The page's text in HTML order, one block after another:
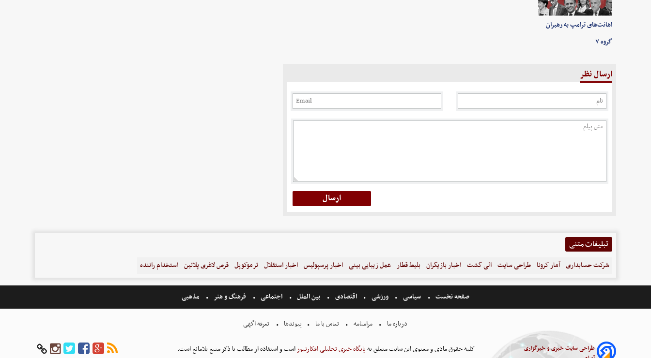
اهانت‌های ترامپ به رهبران
گروه ۷
ارسال نظر
تبلیغات متنی
شرکت حسابداری آمار کرونا طراحی سایت الی گشت اخبار بازیگران بلیط قطار عمل زیبایی بینی اخبار پرسپولیس اخبار استقلال ترموکوپل قرص لاغری پلاتین استخدام راننده
صفحه نخست سیاسی ورزشی اقتصادی بین الملل اجتماعی فرهنگ و هنر مذهبی
درباره ما مرامنامه تماس با ما پیوندها تعرفه اگهی
طراحی سایت خبری و خبرگزاری
کلیه حقوق مادی و معنوی این سایت متعلق بهپایگاه خبری تحلیلی افکارنیوزاست و استفاده از مطالب با ذکر منبع بلامانع است.